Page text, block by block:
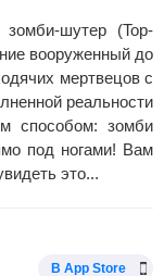
шутер (Top-
вооруженный до
мертвецов с
реальности
способом: зомби
под ногами! Вам
это...
В App Store